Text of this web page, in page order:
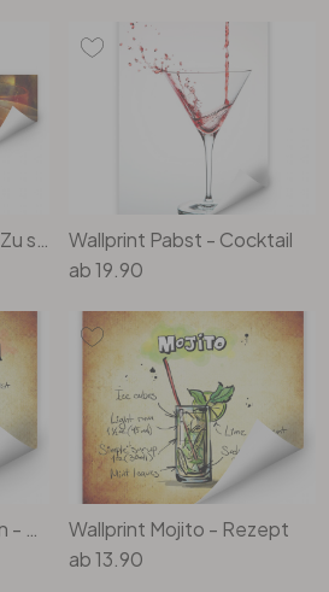
Wallprint Pabst - Cocktail
ab19.90
Wallprint Mojito - Rezept
ab13.90